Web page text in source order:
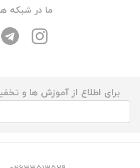
ما در شبکه
برای اطلاع از آموزش ها و